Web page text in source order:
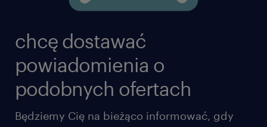
chcę dostawać
powiadomienia o
podobnych ofertach
Będziemy Cię na bieżąco informować, gdy